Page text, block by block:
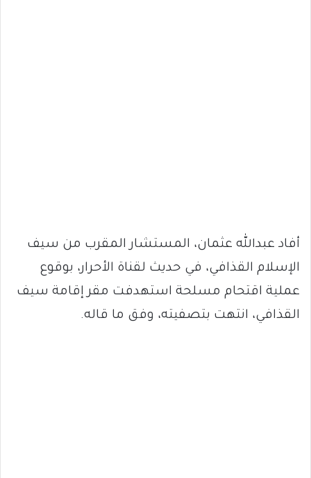
أفاد عبدالله عثمان، المستشار المقرب من سيف
الإسلام القذافي، في حديث لقناة الأحرار، بوقوع
عملية اقتحام مسلحة استهدفت مقر إقامة سيف
القذافي، انتهت بتصفيته، وفق ما قاله.